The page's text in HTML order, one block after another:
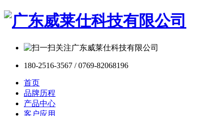
180-2516-3567 / 0769-82068196
首页
品牌历程
产品中心
客户应用